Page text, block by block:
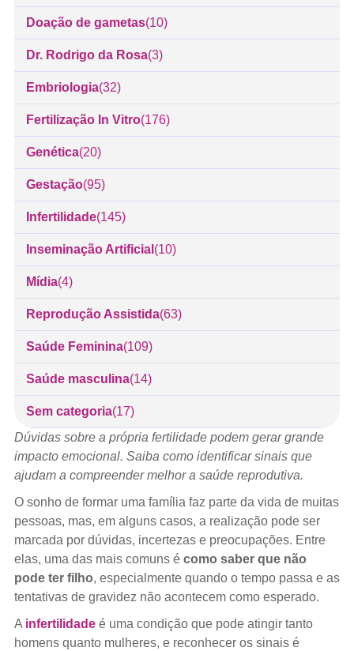
Doação de gametas(10)
Dr. Rodrigo da Rosa(3)
Embriologia(32)
Fertilização In Vitro(176)
Genética(20)
Gestação(95)
Infertilidade(145)
Inseminação Artificial (10)
Mídia(4)
Reprodução Assistida(63)
Saúde Feminina(109)
Saúde masculina(14)
Sem categoria(17)
Dúvidas sobre a própria fertilidade podem gerar grande
impacto emocional. Saiba como identificar sinais que
ajudam a compreender melhor a saúde reprodutiva.
O sonho de formar uma família faz parte da vida de muitas
pessoas, mas, em alguns casos, a realização pode ser
marcada por dúvidas, incertezas e preocupações. Entre
elas, uma das mais comuns é como saber que não
pode ter filho, especialmente quando o tempo passa e as
tentativas de gravidez não acontecem como esperado.
A infertilidadeé uma condição que pode atingir tanto
homens quanto mulheres, e reconhecer os sinais é